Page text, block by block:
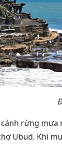
rừng
Ubud. Khi